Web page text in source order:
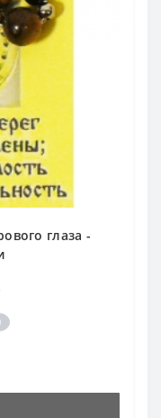
глаза -